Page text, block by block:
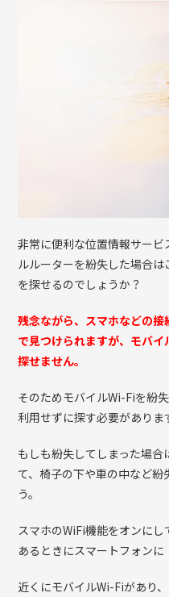
非常に便利な位置情報サー
ルルーターを紛失した場合
を探せるのでしょうか？
残念ながら、スマホなどの
で見つけられますが、モバ
探せません。
そのためモバイルWi-Fiを紛
利用せずに探す必要がありま
もしも紛失してしまった場
て、椅子の下や車の中など
う。
スマホのWiFi機能をオンに
あるときにスマートフォンに
近くにモバイルWi-Fiがあり